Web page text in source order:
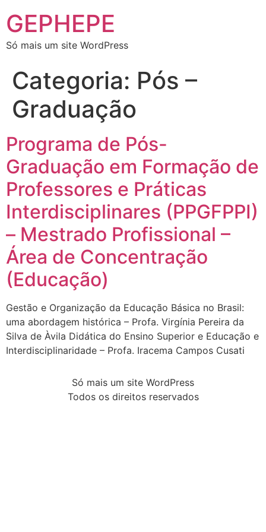
GEPHEPE
Só mais um site WordPress
Categoria: Pós –
Graduação
Programa de Pós-
Graduação em Formação de
Professores e Práticas
Interdisciplinares (PPGFPPI)
– Mestrado Profissional –
Área de Concentração
(Educação)
Gestão e Organização da Educação Básica no Brasil:
uma abordagem histórica – Profa. Virgínia Pereira da
Silva de Àvila Didática do Ensino Superior e Educação e
Interdisciplinaridade – Profa. Iracema Campos Cusati
Só mais um site WordPress
Todos os direitos reservados